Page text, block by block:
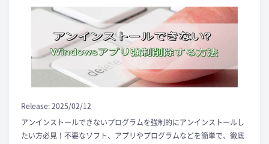
Release: 2025/02/12
アンインストールできないプログラムを強制的にアンインストールし
たい方必見！不要なソフト、アプリやプログラムなどを簡単で、徹底